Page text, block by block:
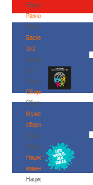
Еврокубки
Разное
Разное
Баскетбол
3х3
Баскетбол
3х3
Лого[modid=121]
Сборные
Сборные
Мужские
сборные
Мужские
сборные
Национальная
команда
Национальная